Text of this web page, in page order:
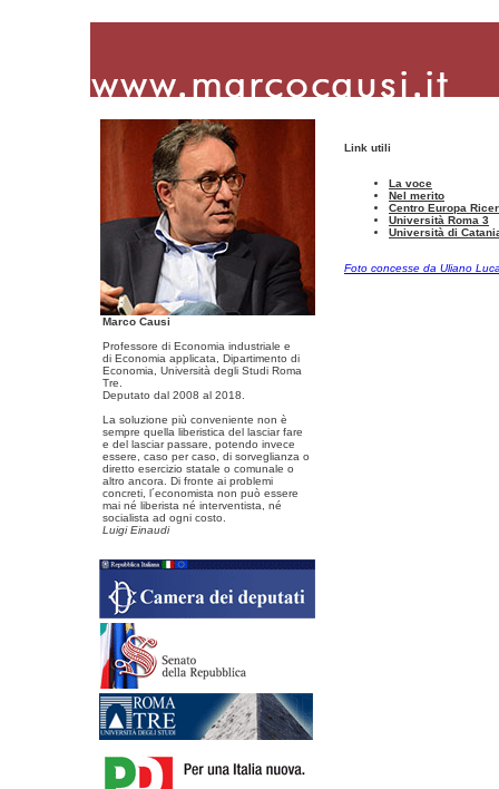
Marco Causi
Professore di Economia industriale e
di Economia applicata, Dipartimento di
Economia, Università degli Studi Roma
Tre.
Deputato dal 2008 al 2018.
La soluzione più conveniente non è
sempre quella liberistica del lasciar fare
e del lasciar passare, potendo invece
essere, caso per caso, di sorveglianza o
diretto esercizio statale o comunale o
altro ancora. Di fronte ai problemi
concreti, l´economista non può essere
mai né liberista né interventista, né
socialista ad ogni costo.
Luigi Einaudi
Link utili
La voce
Nel merito
Centro Europa
Università Roma 3
Università di
Foto concesse da Uliano